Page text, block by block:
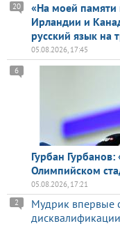
«На моей памяти
Ирландии и
русский язык на
20
05.08.2026, 17:45
Гурбан
Олимпийском
6
05.08.2026, 17:21
Мудрик впервые
2